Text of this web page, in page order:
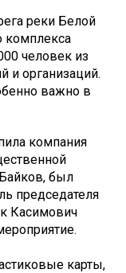
реки Белой
комплекса
человек из
и организаций.
важно в
компания
был
председателя
Касимович
карты,